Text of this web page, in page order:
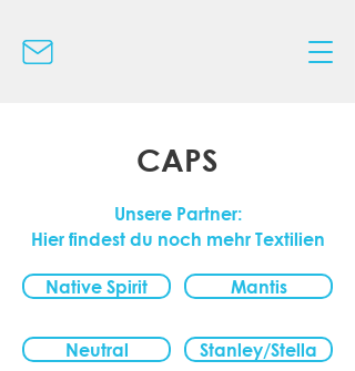
CAPS
Unsere Partner:
Hier findest du noch mehr Textilien
Native Spirit Mantis
Neutral Stanley/Stella